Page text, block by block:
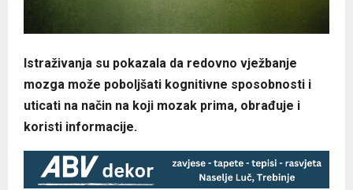
Istraživanja su pokazala da redovno vježbanje
mozga može poboljšati kognitivne sposobnosti i
uticati na način na koji mozak prima, obrađuje i
koristi informacije.